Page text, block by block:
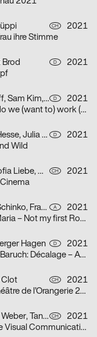
CH
2021
ihre Stimme
Brod D
2021
Max Arff, Sam Kim, Dokho Shin D
2021
(How) do we (want to) work (together) (as (socially engaged) designers (students and neighbors)) (in neoliberal times)?
Lucas Hesse, Julia Löffler D
2021
Wild
Jana Sofia Liebe, Wetli Tanaka Minami CH
2021
Cinema
OrtnerSchinko, Frank Maria A
2021
Frank Maria – Not my first Rodeo
Hagen D
2021
Marion Baruch: Décalage – Ausstellung in der der HGB Galerie
Clot CH
2021
TO – Théâtre de l’Orangerie 2021
Severin Weber, Tanja Vogt, Elia Geiger, Ladina Döring, Nicola Canziani CH
2021
Infotage Visual Communication 2021 Zürcher Hochschule der Künste